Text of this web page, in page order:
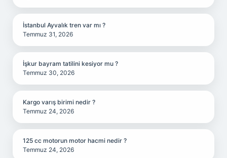
İstanbul Ayvalık tren var mı ?
Temmuz 31, 2026
İşkur bayram tatilini kesiyor mu ?
Temmuz 30, 2026
Kargo varış birimi nedir ?
Temmuz 24, 2026
125 cc motorun motor hacmi nedir ?
Temmuz 24, 2026